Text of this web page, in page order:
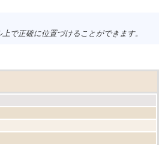
で正確に位置づけることができます。